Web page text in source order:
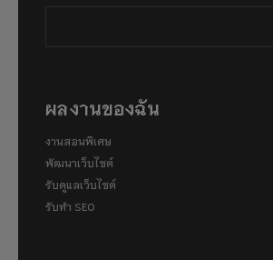
ผลงานของฉัน
งานสอนพิเศษ
พัฒนาเว็บไซต์
รับดูแลเว็บไซต์
รับทำ SEO